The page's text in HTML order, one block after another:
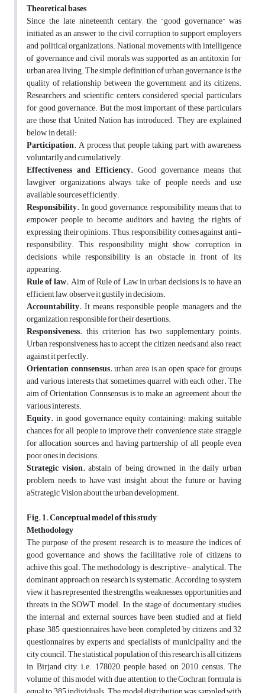
Theoretical bases
Since the late nineteenth centary, the “good governance” was
initiated as an answer to the civil corruption to support employers
and political organizations. National movements with intelligence
of governance and civil morals was supported as an antitoxin for
urban area living. The simple definition of urban governance is the
quality of relationship between the government and its citizens.
Researchers and scientific centers considered special particulars
for good governance. But the most important of these particulars
are those that United Nation has introduced. They are explained
below, in detail:
Participation. A process that people taking part, with awareness,
voluntarily and cumulatively.
Effectiveness and Efficiency. Good governance means that
lawgiver organizations always take of people needs and use
available sources efficiently.
Responsibility.In good governance, responsibility means that to
empower people to become auditors and having the rights of
expressing their opinions. Thus, responsibility comes against anti-
responsibility. This responsibility might show corruption in
decisions, while responsibility is an obstacle in front of its
appearing.
Rule of law.Aim of Rule of Law in urban decisions is to have an
efficient law, observe it gustily in decisions.
Accountability.It means responsible people, managers and the
organization responsible for their desertions.
Responsiveness. this criterion has two supplementary points.
Urban responsiveness has to accept the citizen needs and also react
against it perfectly.
Orientation connsensus.urban area is an open space for groups
and various interests that sometimes quarrel with each other. The
aim of Orientation Connsensus is to make an agreement about the
various interests.
Equity.in good governance equity containing: making suitable
chances for all people to improve their convenience state, straggle
for allocation sources and having partnership of all people even
poor ones in decisions.
Strategic vision.abstain of being drowned in the daily urban
problem needs to have vast insight about the future or having
aStrategic Vision about the urban development.
Fig. 1. Conceptual model of this study
Methodology
The purpose of the present research is to measure the indices of
good governance and shows the facilitative role of citizens to
achive this goal. The methodology is descriptive- analytical. The
dominant approach on research is systematic. According to system
view, it has represented the strengths, weaknesses, opportunities and
threats in the SOWT model. In the stage of documentary studies,
the internal and external sources have been studied and at field
phase, 385 questionnaires have been completed by citizens and 32
questionnaires by experts and specialists of municipality and the
city council. The statistical population of this research is all citizens
in Birjand city, i.e., 178020 people based on 2010 census. The
volume of this model with due attention to the Cochran formula is